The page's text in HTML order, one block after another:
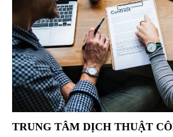
TRUNG TÂM DỊCH THUẬT